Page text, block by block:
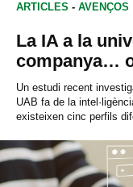
ARTICLES - AVENÇOS
La IA a la
companya…
Un estudi recent
UAB fa de la
existeixen cinc perfils